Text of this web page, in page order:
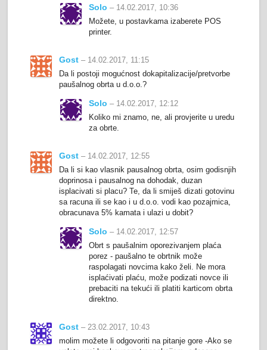
Solo – 14.02.2017, 10:36
Možete, u postavkama izaberete POS
printer.
Gost – 14.02.2017, 11:15
Da li postoji mogućnost dokapitalizacije/pretvorbe
paušalnog obrta u d.o.o.?
Solo – 14.02.2017, 12:12
Koliko mi znamo, ne, ali provjerite u uredu
za obrte.
Gost – 14.02.2017, 12:55
Da li si kao vlasnik pausalnog obrta, osim godisnjih
doprinosa i pausalnog na dohodak, duzan
isplacivati si placu? Te, da li smiješ dizati gotovinu
sa racuna ili se kao i u d.o.o. vodi kao pozajmica,
obracunava 5% kamata i ulazi u dobit?
Solo – 14.02.2017, 12:57
Obrt s paušalnim oporezivanjem plaća
porez - paušalno te obrtnik može
raspolagati novcima kako želi. Ne mora
isplaćivati plaću, može podizati novce ili
prebaciti na tekući ili platiti karticom obrta
direktno.
Gost – 23.02.2017, 10:43
molim možete li odgovoriti na pitanje gore -Ako se